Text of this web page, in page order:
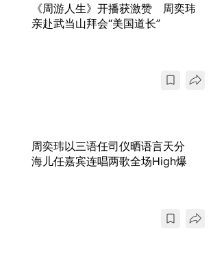
《周游人生》开播获激赞 周奕玮
亲赴武当山拜会“美国道长”
周奕玮以三语任司仪晒语言天分
海儿任嘉宾连唱两歌全场High爆